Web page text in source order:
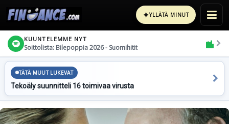
✦YLLÄTÄ MINUT
KUUNTELEMME NYT
Soittolista: Bilepoppia 2026 - Suomihitit
TÄTÄ MUUT LUKEVAT
Tekoäly suunnitteli 16 toimivaa virusta